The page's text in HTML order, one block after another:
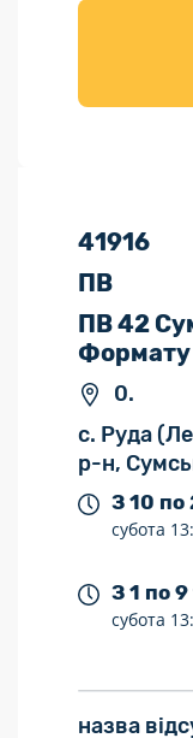
товарів для
41916
ПВ
ПВ 42
Формату
0.
с. Руда
р-н,
З 10 по
субота
З 1 по
субота
назва